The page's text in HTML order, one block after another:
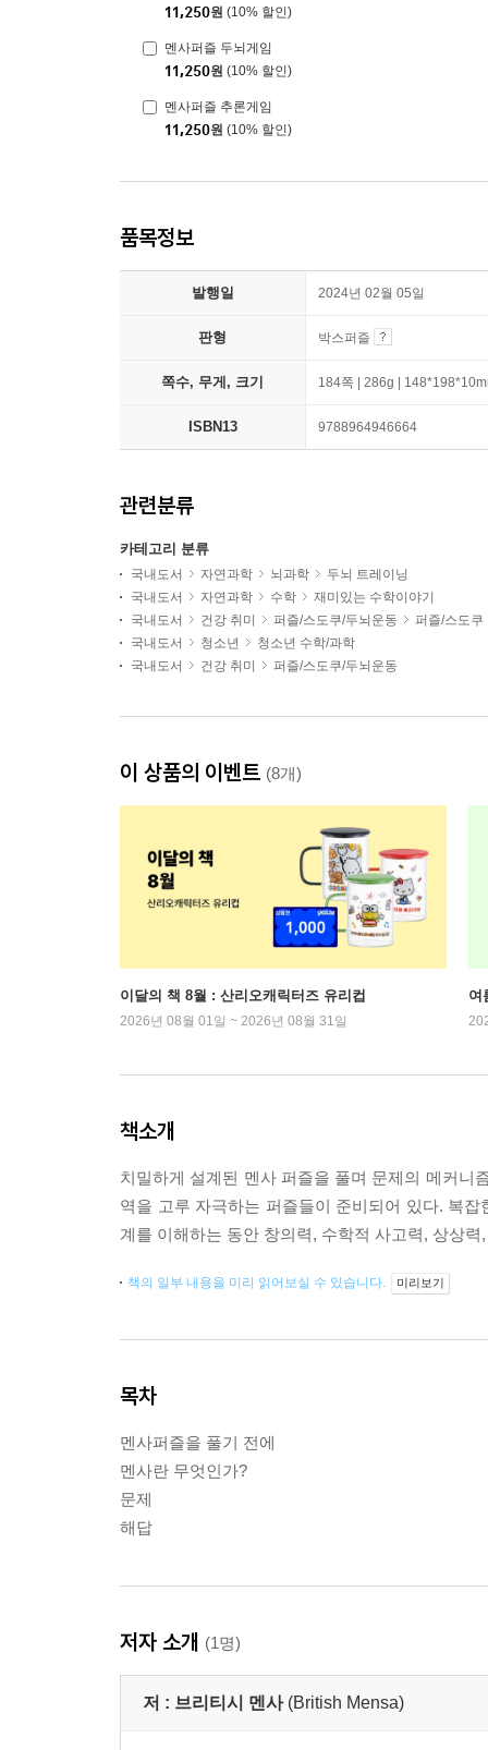
11,250원 (10% 할인)
멘사퍼즐 두뇌게임
11,250원 (10% 할인)
멘사퍼즐 추론게임
11,250원 (10% 할인)
품목정보
발행일 2024년 02월 05일
판형 박스퍼즐
쪽수, 무게, 크기 184쪽 | 286g |
ISBN13 9788964946664
관련분류
카테고리 분류
국내도서 자연과학 뇌과학
두뇌 트레이닝
국내도서
자연과학 수학
재미있는 수학이야기
국내도서
건강 취미 퍼즐/스도쿠/두뇌운동
퍼즐/스도쿠
국내도서
청소년
청소년 수학/과학
국내도서
건강 취미 퍼즐/스도쿠/두뇌운동
이 상품의 이벤트 (8개)
이달의 책 8월 : 산리오캐릭터즈 유리컵
2026년 08월 01일 ~ 2026년 08월 31일
여
책소개
치밀하게 설계된 멘사 퍼즐을 풀며 문제의 메커니
역을 고루 자극하는 퍼즐들이 준비되어 있다. 복
계를 이해하는 동안 창의력, 수학적 사고력, 상상
책의 일부 내용을 미리 읽어보실 수 있습니다. 미리보기
목차
멘사퍼즐을 풀기 전에
멘사란 무엇인가?
문제
해답
저자 소개 (1명)
저 : 브리티시 멘사 (British Mensa)